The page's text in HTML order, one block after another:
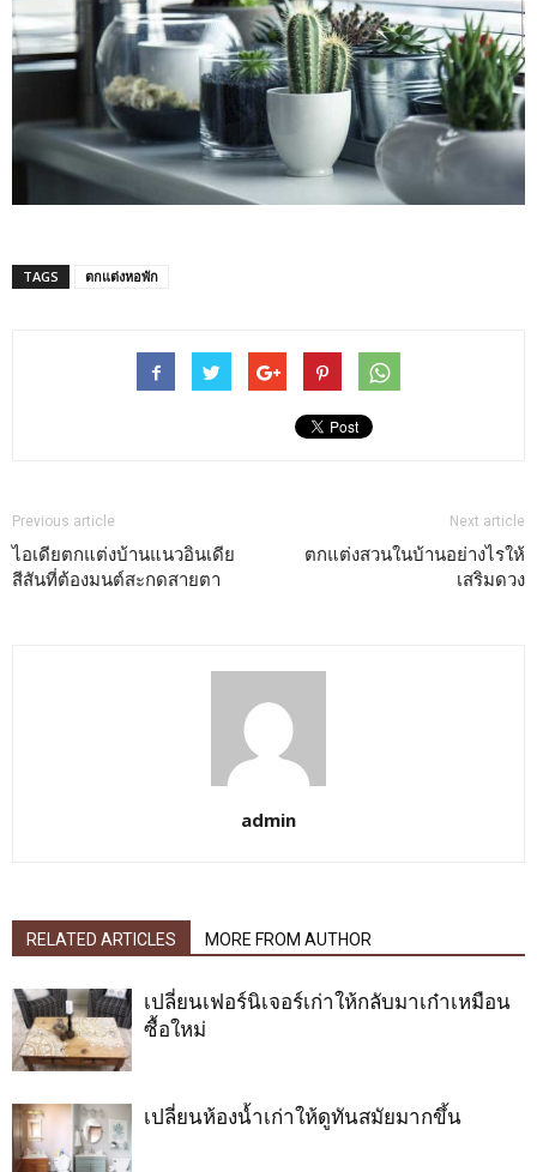
TAGS ตกแต่งหอพัก
Previous article
ไอเดียตกแต่งบ้านแนวอินเดีย
สีสันที่ต้องมนต์สะกดสายตา
Next article
ตกแต่งสวนในบ้านอย่างไรให้
เสริมดวง
admin
RELATED ARTICLES MORE FROM AUTHOR
เปลี่ยนเฟอร์นิเจอร์เก่าให้กลับมาเก๋าเหมือน
ซื้อใหม่
เปลี่ยนห้องน้ำเก่าให้ดูทันสมัยมากขึ้น